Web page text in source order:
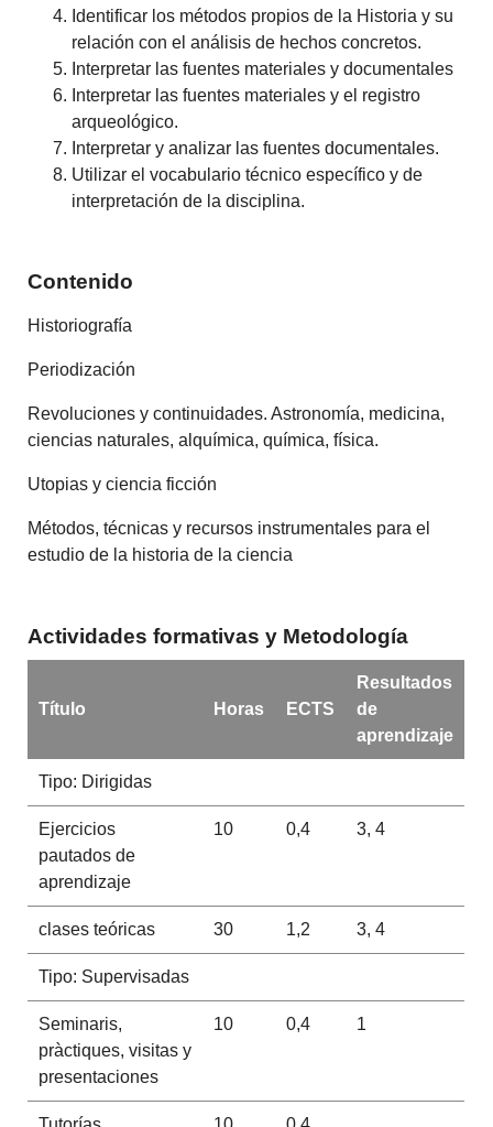
Identificar los métodos propios de la Historia y su
relación con el análisis de hechos concretos.
Interpretar las fuentes materiales y documentales
Interpretar las fuentes materiales y el registro
arqueológico.
Interpretar y analizar las fuentes documentales.
Utilizar el vocabulario técnico específico y de
interpretación de la disciplina.
Contenido
Historiografía
Periodización
Revoluciones y continuidades. Astronomía, medicina,
ciencias naturales, alquímica, química, física.
Utopias y ciencia ficción
Métodos, técnicas y recursos instrumentales para el
estudio de la historia de la ciencia
Actividades formativas y Metodología
Título Horas ECTS
Resultados
de
aprendizaje
Tipo: Dirigidas
Ejercicios
pautados de
aprendizaje
10 0,4 3, 4
clases teóricas 30 1,2 3, 4
Tipo: Supervisadas
Seminaris,
pràctiques, visitas y
presentaciones
10 0,4 1